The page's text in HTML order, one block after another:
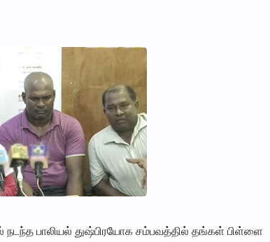
நடந்த பாலியல் துஷ்பிரயோக சம்பவத்தில் தங்கள் பிள்ளை